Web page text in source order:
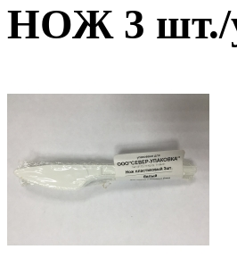
НОЖ 3 шт./